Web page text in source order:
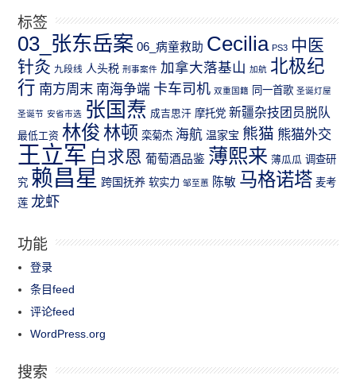
标签
03_张东岳案 06_病童救助 Cecilia PS3 中医
针灸 九段线 人头税 刑事案件 加拿大落基山 加航 北极纪
行 南方周末 南海争端 卡车司机 双重国籍 同一首歌 圣诞灯屋
圣诞节 安省市选 张国焘 成吉思汗 摩托党 新疆杂技团员脱队
最低工资 林俊 林顿 栾菊杰 海航 温家宝 熊猫 熊猫外交
王立军 白求恩 葡萄酒品鉴 薄熙来 薄瓜瓜 调查研
究 赖昌星 跨国抚养 软实力 邹至蕙 陈敏 马格诺塔 麦考
莲 龙虾
功能
登录
条目feed
评论feed
WordPress.org
搜索